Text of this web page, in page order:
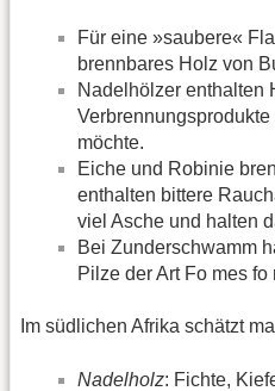
Für eine »saubere«
brennbares Holz von
Nadelhölzer enthalten
möchte.
Eiche und Robinie
enthalten bittere
viel Asche und halten
Bei Zunder­schwamm
Pilze der Art Fo mes fo
Im südlichen Afrika schätzt
Nadelholz: Fichte,